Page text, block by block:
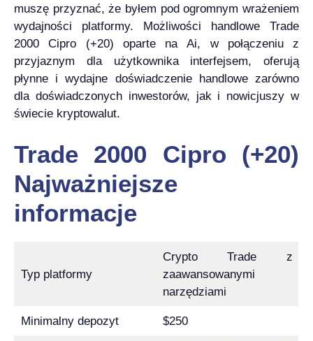
muszę przyznać, że byłem pod ogromnym wrażeniem
wydajności platformy. Możliwości handlowe Trade
2000 Cipro (+20) oparte na Ai, w połączeniu z
przyjaznym dla użytkownika interfejsem, oferują
płynne i wydajne doświadczenie handlowe zarówno
dla doświadczonych inwestorów, jak i nowicjuszy w
świecie kryptowalut.
Trade 2000 Cipro (+20)
Najważniejsze
informacje
Typ platformy
Crypto Trade z
zaawansowanymi
narzędziami
Minimalny depozyt $250